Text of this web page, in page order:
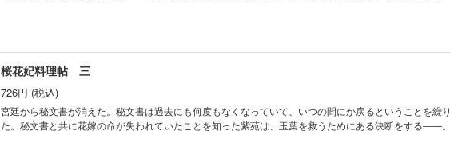
桜花妃料理帖 三
726円 (税込)
宮廷から秘文書が消えた。秘文書は過去にも何度もなくなっていて、いつの間にか戻るということを繰
た。秘文書と共に花嫁の命が失われていたことを知った紫苑は、玉葉を救うためにある決断をする――